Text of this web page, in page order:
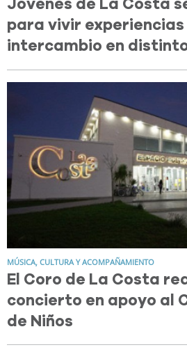
Jóvenes de La Costa
para vivir experiencias
intercambio en
MÚSICA, CULTURA Y ACOMPAÑAMIENTO
El Coro de La Costa
concierto en apoyo al
de Niños